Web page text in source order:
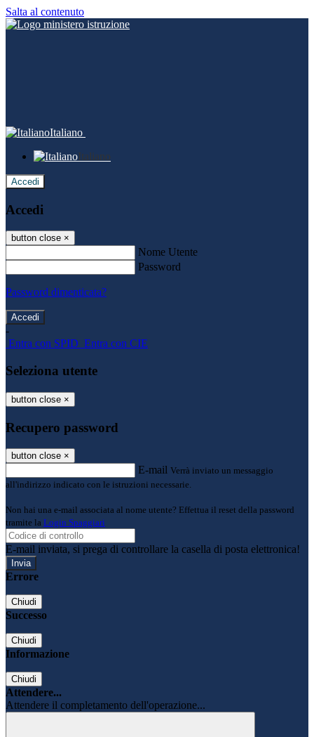
Salta al contenuto
Italiano
Italiano
Accedi
Accedi
button close ×
Nome Utente
Password
Password dimenticata?
-
Entra con SPID Entra con CIE
Seleziona utente
button close ×
Recupero password
button close ×
E-mail Verrà inviato un messaggio
all'indirizzo indicato con le istruzioni necessarie.
Non hai una e-mail associata al nome utente? Effettua il reset della password
tramite la Login Spaggiari
E-mail inviata, si prega di controllare la casella di posta elettronica!
Errore
Chiudi
Successo
Chiudi
Informazione
Chiudi
Attendere...
Attendere il completamento dell'operazione...